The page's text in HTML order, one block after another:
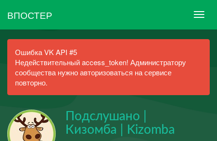
ВПОСТЕР
Ошибка VK API #5
Недействительный access_token! Администратору
сообщества нужно авторизоваться на сервисе
повторно.
Подслушано |
Кизомба | Kizomba